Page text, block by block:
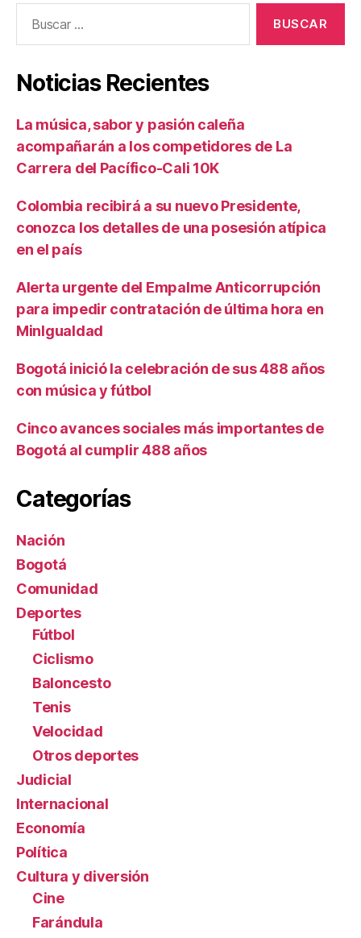
Noticias Recientes
La música, sabor y pasión caleña
acompañarán a los competidores de La
Carrera del Pacífico-Cali 10K
Colombia recibirá a su nuevo Presidente,
conozca los detalles de una posesión atípica
en el país
Alerta urgente del Empalme Anticorrupción
para impedir contratación de última hora en
MinIgualdad
Bogotá inició la celebración de sus 488 años
con música y fútbol
Cinco avances sociales más importantes de
Bogotá al cumplir 488 años
Categorías
Nación
Bogotá
Comunidad
Deportes
Fútbol
Ciclismo
Baloncesto
Tenis
Velocidad
Otros deportes
Judicial
Internacional
Economía
Política
Cultura y diversión
Cine
Farándula